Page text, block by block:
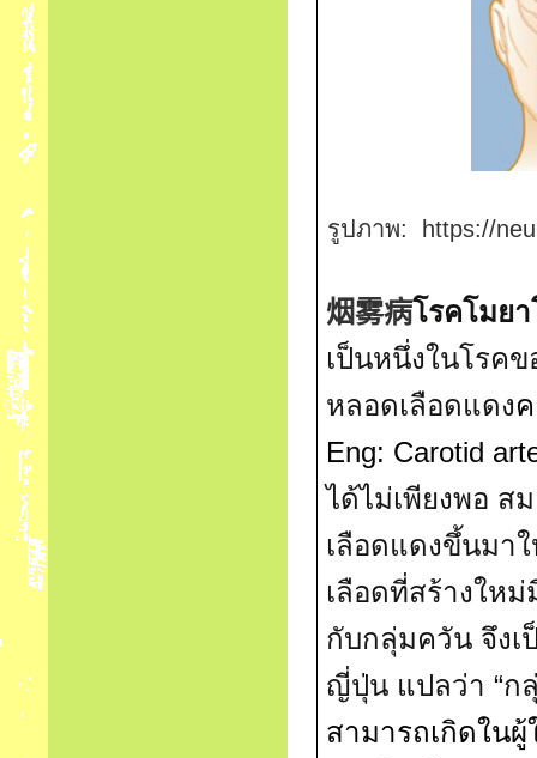
รูปภาพ: https://
烟雾病โรคโมย
เป็นหนึ่งในโรค
หลอดเลือดแดง
Eng: Carotid
ได้ไม่เพียงพอ ส
เลือดแดงขึ้นมา
เลือดที่สร้างให
กับกลุ่มควัน จึงเ
ญี่ปุ่น แปลว่า“ก
สามารถเกิดใน